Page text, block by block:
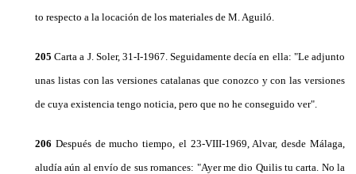
to respecto a la locación de los materiales de M. Aguiló.
205 Carta a J. Soler, 31-I-1967. Seguidamente decía en ella: "Le adjunto
unas listas con las versiones cata­lanas que conozco y con las versiones
de cuya exis­tencia tengo noticia, pero que no he conseguido ver".
206 Después de mucho tiempo, el 23-VIII-1969, Al­var, desde Málaga,
aludía aún al envío de sus roman­ces: "Ayer me dio Quilis tu carta. No la